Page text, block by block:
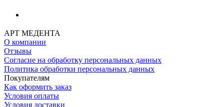
АРТ МЕДЕНТА
О компании
Отзывы
Согласие на обработку персональных данных
Политика обработки персональных данных
Покупателям
Как оформить заказ
Условия оплаты
Условия доставки